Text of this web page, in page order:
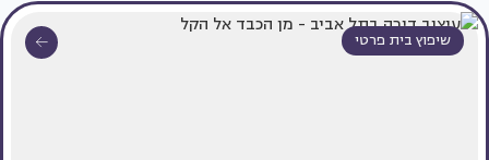
שיפוץ בית פרטי